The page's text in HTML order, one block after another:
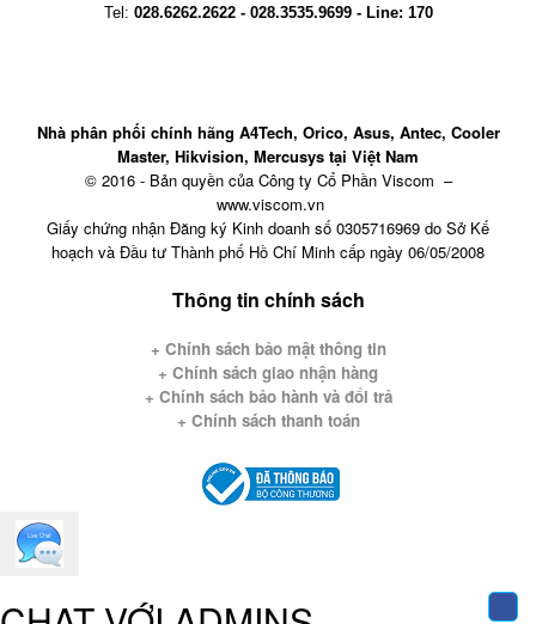
Tel: 028.6262.2622 - 028.3535.9699 - Line: 170
Nhà phân phối chính hãng A4Tech, Orico, Asus, Antec, Cooler
Master, Hikvision, Mercusys tại Việt Nam
© 2016 - Bản quyền của Công ty Cổ Phần Viscom –
www.viscom.vn
Giấy chứng nhận Đăng ký Kinh doanh số 0305716969 do Sở Kế
hoạch và Đầu tư Thành phố Hồ Chí Minh cấp ngày 06/05/2008
Thông tin chính sách
+ Chính sách bảo mật thông tin
+ Chính sách giao nhận hàng
+ Chính sách bảo hành và đổi trả
+ Chính sách thanh toán